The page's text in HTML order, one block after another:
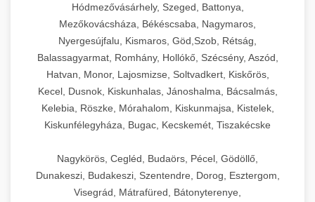
Hódmezővásárhely, Szeged, Battonya,
Mezőkovácsháza, Békéscsaba, Nagymaros,
Nyergesújfalu, Kismaros, Göd,Szob, Rétság,
Balassagyarmat, Romhány, Hollókő, Szécsény, Aszód,
Hatvan, Monor, Lajosmizse, Soltvadkert, Kiskőrös,
Kecel, Dusnok, Kiskunhalas, Jánoshalma, Bácsalmás,
Kelebia, Röszke, Mórahalom, Kiskunmajsa, Kistelek,
Kiskunfélegyháza, Bugac, Kecskemét, Tiszakécske
Nagykörös, Cegléd, Budaörs, Pécel, Gödöllő,
Dunakeszi, Budakeszi, Szentendre, Dorog, Esztergom,
Visegrád, Mátrafüred, Bátonyterenye,